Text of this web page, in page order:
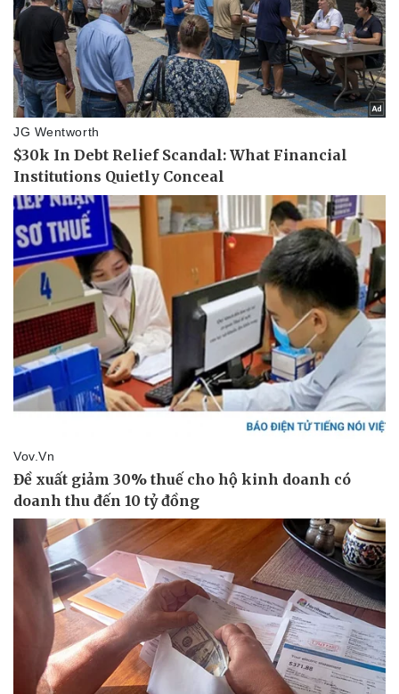
Nam khoa
Làm đẹp - giảm cân
Phòng mạch online
Ăn sạch sống khỏe
Văn hóa
Sân khấu - Điện ảnh
Giải trí
Nghệ sĩ